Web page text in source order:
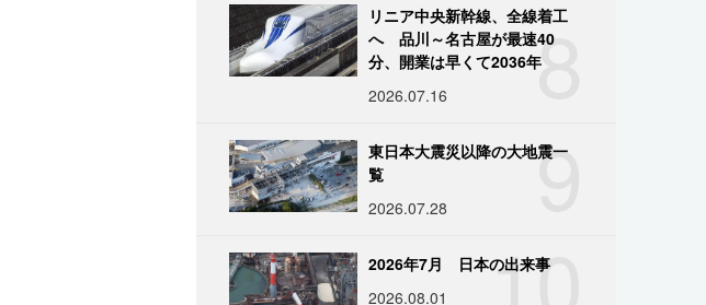
8
リニア中央新幹線、全線着工
へ 品川～名古屋が最速40
分、開業は早くて2036年
2026.07.16
9
東日本大震災以降の大地震一
覧
2026.07.28
10
2026年7月 日本の出来事
2026.08.01